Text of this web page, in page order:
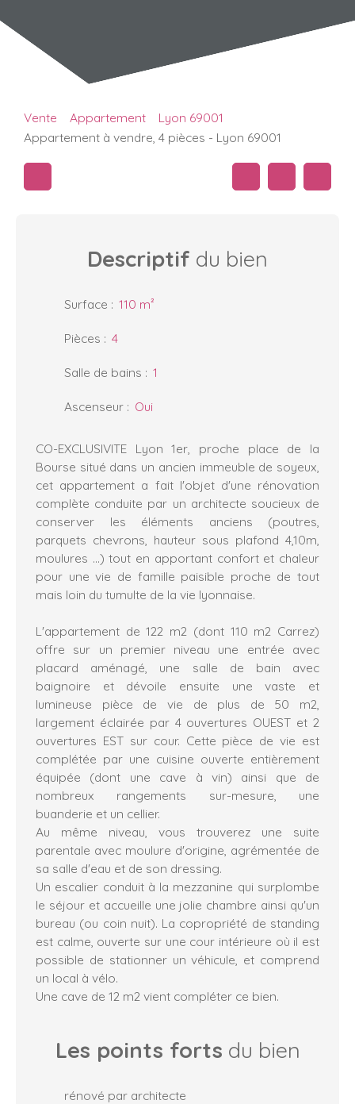
Vente Appartement
Lyon 69001
Appartement à vendre, 4 pièces - Lyon 69001
Descriptif du bien
Surface : 110 m²
Pièces : 4
Salle de bains : 1
Ascenseur : Oui
CO-EXCLUSIVITE Lyon 1er, proche place de la
Bourse situé dans un ancien immeuble de soyeux,
cet appartement a fait l'objet d'une rénovation
complète conduite par un architecte soucieux de
conserver les éléments anciens (poutres,
parquets chevrons, hauteur sous plafond 4,10m,
moulures ...) tout en apportant confort et chaleur
pour une vie de famille paisible proche de tout
mais loin du tumulte de la vie lyonnaise.
L'appartement de 122 m2 (dont 110 m2 Carrez)
offre sur un premier niveau une entrée avec
placard aménagé, une salle de bain avec
baignoire et dévoile ensuite une vaste et
lumineuse pièce de vie de plus de 50 m2,
largement éclairée par 4 ouvertures OUEST et 2
ouvertures EST sur cour. Cette pièce de vie est
complétée par une cuisine ouverte entièrement
équipée (dont une cave à vin) ainsi que de
nombreux rangements sur-mesure, une
buanderie et un cellier.
Au même niveau, vous trouverez une suite
parentale avec moulure d'origine, agrémentée de
sa salle d'eau et de son dressing.
Un escalier conduit à la mezzanine qui surplombe
le séjour et accueille une jolie chambre ainsi qu'un
bureau (ou coin nuit). La copropriété de standing
est calme, ouverte sur une cour intérieure où il est
possible de stationner un véhicule, et comprend
un local à vélo.
Une cave de 12 m2 vient compléter ce bien.
Les points forts du bien
rénové par architecte